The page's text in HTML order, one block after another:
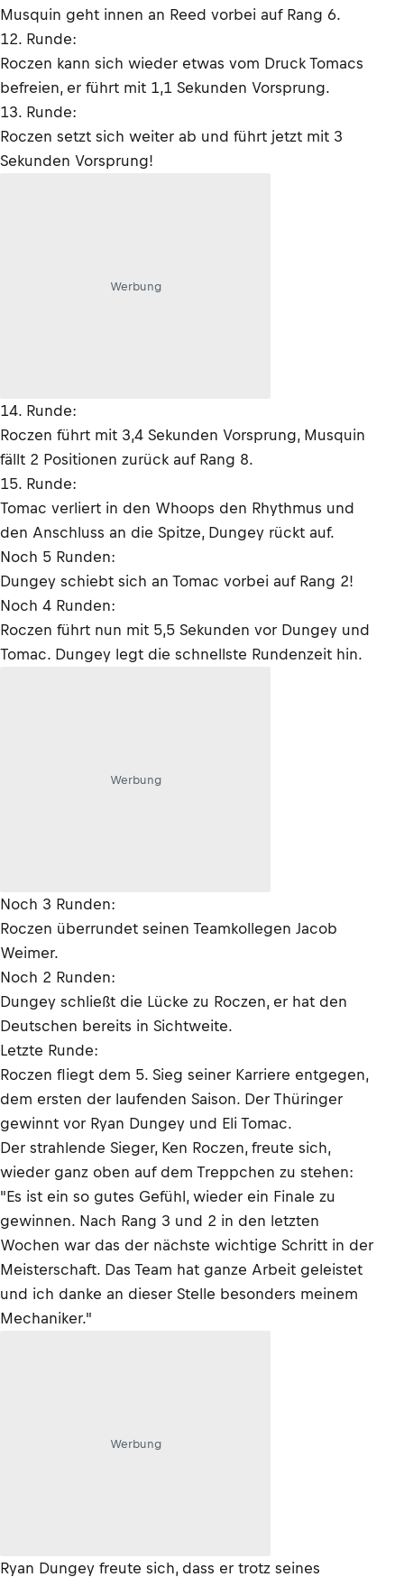
Musquin geht innen an Reed vorbei auf Rang 6.
12. Runde:
Roczen kann sich wieder etwas vom Druck Tomacs
befreien, er führt mit 1,1 Sekunden Vorsprung.
13. Runde:
Roczen setzt sich weiter ab und führt jetzt mit 3
Sekunden Vorsprung!
Werbung
14. Runde:
Roczen führt mit 3,4 Sekunden Vorsprung, Musquin
fällt 2 Positionen zurück auf Rang 8.
15. Runde:
Tomac verliert in den Whoops den Rhythmus und
den Anschluss an die Spitze, Dungey rückt auf.
Noch 5 Runden:
Dungey schiebt sich an Tomac vorbei auf Rang 2!
Noch 4 Runden:
Roczen führt nun mit 5,5 Sekunden vor Dungey und
Tomac. Dungey legt die schnellste Rundenzeit hin.
Werbung
Noch 3 Runden:
Roczen überrundet seinen Teamkollegen Jacob
Weimer.
Noch 2 Runden:
Dungey schließt die Lücke zu Roczen, er hat den
Deutschen bereits in Sichtweite.
Letzte Runde:
Roczen fliegt dem 5. Sieg seiner Karriere entgegen,
dem ersten der laufenden Saison. Der Thüringer
gewinnt vor Ryan Dungey und Eli Tomac.
Der strahlende Sieger, Ken Roczen, freute sich,
wieder ganz oben auf dem Treppchen zu stehen:
"Es ist ein so gutes Gefühl, wieder ein Finale zu
gewinnen. Nach Rang 3 und 2 in den letzten
Wochen war das der nächste wichtige Schritt in der
Meisterschaft. Das Team hat ganze Arbeit geleistet
und ich danke an dieser Stelle besonders meinem
Mechaniker."
Werbung
Ryan Dungey freute sich, dass er trotz seines